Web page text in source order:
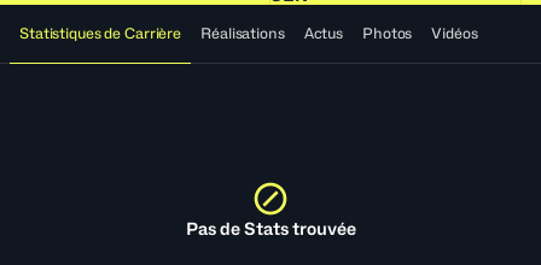
Statistiques de Carrière Réalisations Actus Photos Vidéos
Pas de Stats trouvée